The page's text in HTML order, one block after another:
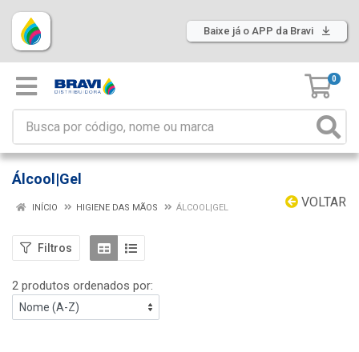
Baixe já o APP da Bravi
0
Álcool|Gel
VOLTAR
INÍCIO HIGIENE DAS MÃOS ÁLCOOL|GEL
Filtros
2 produtos ordenados por: